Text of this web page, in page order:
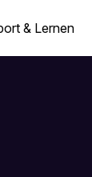
& Lernen